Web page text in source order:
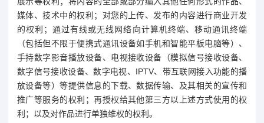
媒体、技术中的权利；对您的上传、发布的内容进行商业开发
的权利；通过有线或无线网络向计算机终端、移动通讯终端
（包括但不限于便携式通讯设备如手机和智能平板电脑等）、
手持数字影音播放设备、电视接收设备（模拟信号接收设备、
数字信号接收设备、数字电视、IPTV、带互联网接入功能的播
放设备等）等提供信息的下载、数据传输、及其相关的宣传和
推广等服务的权利；再授权给其他第三方以上述方式使用的权
利；以及对作品进行单独维权的权利。